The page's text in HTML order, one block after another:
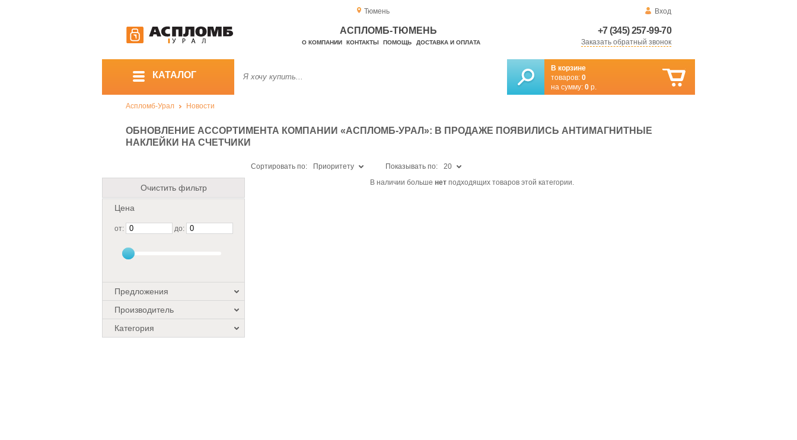
Тюмень Вход
+7 (345) 257-99-70
Заказать обратный звонок
АСПЛОМБ-ТЮМЕНЬ
О КОМПАНИИ КОНТАКТЫ ПОМОЩЬ ДОСТАВКА И ОПЛАТА
КАТАЛОГ
В корзине
товаров: 0
на сумму: 0 р.
Аспломб-Урал Новости
ОБНОВЛЕНИЕ АССОРТИМЕНТА КОМПАНИИ «АСПЛОМБ-УРАЛ»: В ПРОДАЖЕ ПОЯВИЛИСЬ АНТИМАГНИТНЫЕ
НАКЛЕЙКИ НА СЧЕТЧИКИ
Очистить фильтр
Цена
от: до:
Предложения
Производитель
Категория
Сортировать по: Приоритету Показывать по:
20
В наличии больше нетподходящих товаров этой категории.